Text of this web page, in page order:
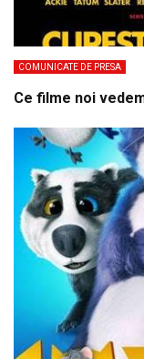
COMUNICATE DE PRESA
Ce filme noi